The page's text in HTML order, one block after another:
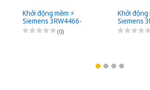
Khởi động mềm ⚡️
Siemens 3RW4466-
6BC46 ⚡️
(0)
Khởi động
Siemens
6BC45 ⚡️